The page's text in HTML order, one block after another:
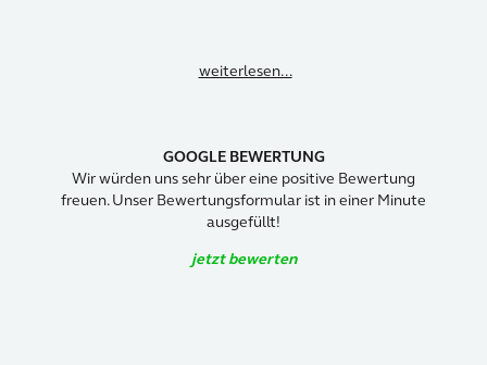
weiterlesen...
GOOGLE BEWERTUNG
Wir würden uns sehr über eine positive Bewertung
freuen. Unser Bewertungsformular ist in einer Minute
ausgefüllt!
jetzt bewerten